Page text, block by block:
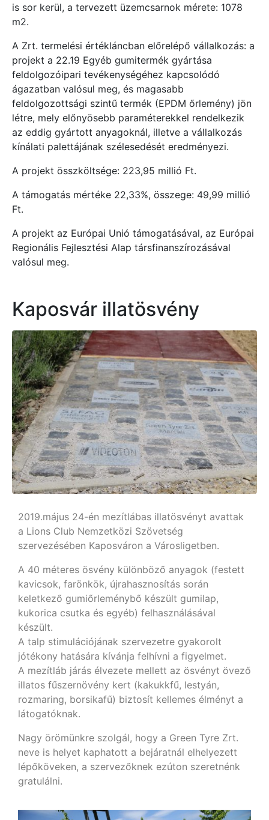
is sor kerül, a tervezett üzemcsarnok mérete: 1078
m2.
A Zrt. termelési értékláncban előrelépő vállalkozás: a
projekt a 22.19 Egyéb gumitermék gyártása
feldolgozóipari tevékenységéhez kapcsolódó
ágazatban valósul meg, és magasabb
feldolgozottsági szintű termék (EPDM őrlemény) jön
létre, mely előnyösebb paraméterekkel rendelkezik
az eddig gyártott anyagoknál, illetve a vállalkozás
kínálati palettájának szélesedését eredményezi.
A projekt összköltsége: 223,95 millió Ft.
A támogatás mértéke 22,33%, összege: 49,99 millió
Ft.
A projekt az Európai Unió támogatásával, az Európai
Regionális Fejlesztési Alap társfinanszírozásával
valósul meg.
Kaposvár illatösvény
2019.május 24-én mezítlábas illatösvényt avattak
a Lions Club Nemzetközi Szövetség
szervezésében Kaposváron a Városligetben.
A 40 méteres ösvény különböző anyagok (festett
kavicsok, farönkök, újrahasznosítás során
keletkező gumiőrleménybő készült gumilap,
kukorica csutka és egyéb) felhasználásával
készült.
A talp stimulációjának szervezetre gyakorolt
jótékony hatására kívánja felhívni a figyelmet.
A mezítláb járás élvezete mellett az ösvényt övező
illatos fűszernövény kert (kakukkfű, lestyán,
rozmaring, borsikafű) biztosít kellemes élményt a
látogatóknak.
Nagy örömünkre szolgál, hogy a Green Tyre Zrt.
neve is helyet kaphatott a bejáratnál elhelyezett
lépőköveken, a szervezőknek ezúton szeretnénk
gratulálni.